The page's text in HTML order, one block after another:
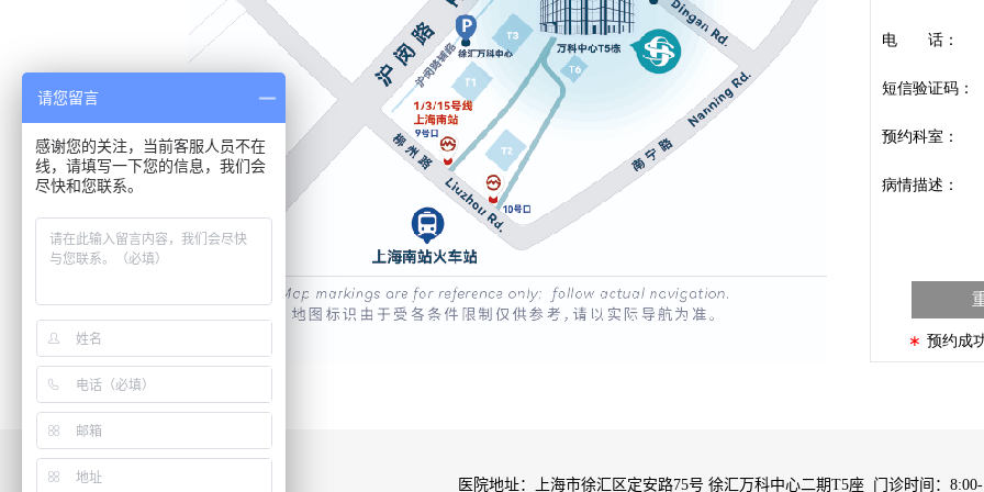
医院地址：上海市徐汇区定安路75号 徐汇万科中心二期T5座 门诊时间：8:00-
请您留言
感谢您的关注，当前客服人员不在
线，请填写一下您的信息，我们会
尽快和您联系。